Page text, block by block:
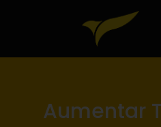
Aumentar